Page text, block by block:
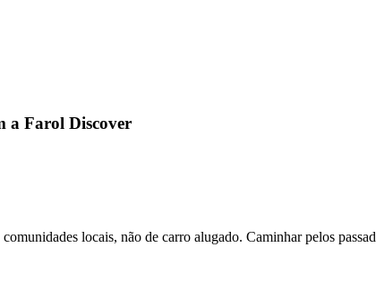
a Farol Discover
locais, não de carro alugado. Caminhar pelos